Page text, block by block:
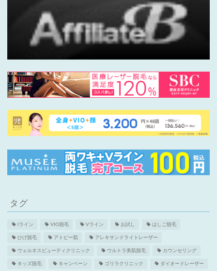
タグ
Iライン VIO脱毛 Vライン お試し はしご脱毛
ひげ脱毛 アトピー肌 アレキサンドライトレーザー
ウェルネスビューティクリニック ウルトラ美肌脱毛 カウンセリング
キッズ脱毛 キャンペーン ゴリラクリニック ダイオードレーザー